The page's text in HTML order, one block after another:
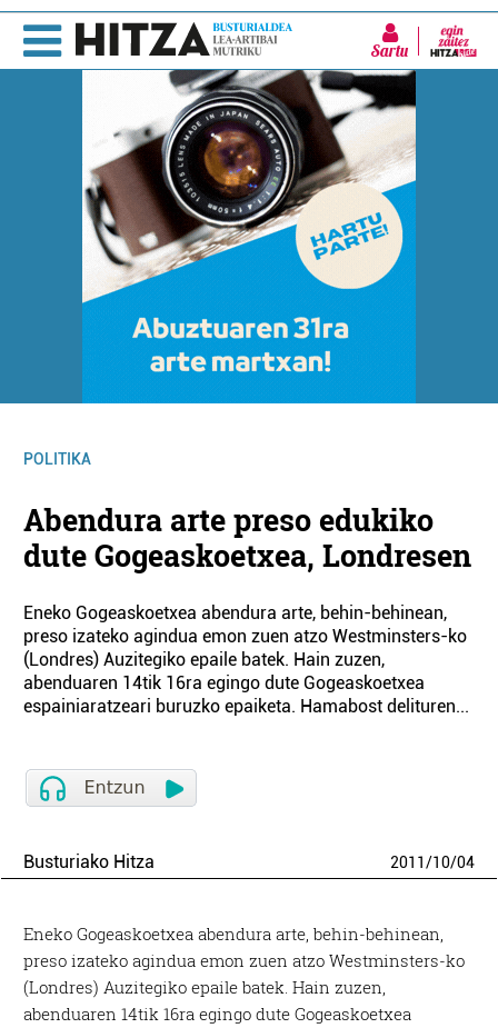
Sartu
POLITIKA
Abendura arte preso edukiko
dute Gogeaskoetxea, Londresen
Eneko Gogeaskoetxea abendura arte, behin-behinean,
preso izateko agindua emon zuen atzo Westminsters-ko
(Londres) Auzitegiko epaile batek. Hain zuzen,
abenduaren 14tik 16ra egingo dute Gogeaskoetxea
espainiaratzeari buruzko epaiketa. Hamabost delituren...
Busturiako Hitza 2011/10/04
Eneko Gogeaskoetxea abendura arte, behin-behinean,
preso izateko agindua emon zuen atzo Westminsters-ko
(Londres) Auzitegiko epaile batek. Hain zuzen,
abenduaren 14tik 16ra egingo dute Gogeaskoetxea